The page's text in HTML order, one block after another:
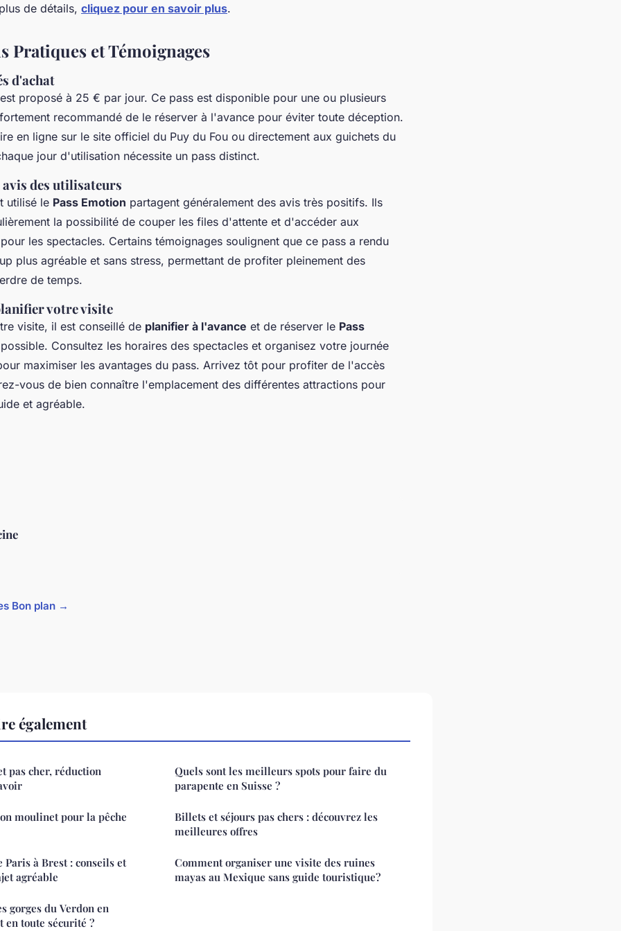
de détails, cliquez pour en savoir plus.
Pratiques et Témoignages
d'achat
proposé à 25 € par jour. Ce pass est disponible pour une ou plusieurs
recommandé de le réserver à l'avance pour éviter toute déception.
en ligne sur le site officiel du Puy du Fou ou directement aux guichets du
jour d'utilisation nécessite un pass distinct.
avis des utilisateurs
utilisé le Pass Emotion partagent généralement des avis très positifs. Ils
la possibilité de couper les files d'attente et d'accéder aux
les spectacles. Certains témoignages soulignent que ce pass a rendu
plus agréable et sans stress, permettant de profiter pleinement des
de temps.
votre visite
visite, il est conseillé de planifier à l'avance et de réserver le Pass
Consultez les horaires des spectacles et organisez votre journée
maximiser les avantages du pass. Arrivez tôt pour profiter de l'accès
vous de bien connaître l'emplacement des différentes attractions pour
et agréable.
Bon plan →
également
pas cher, réduction
moulinet pour la pêche
Paris à Brest : conseils et
agréable
gorges du Verdon en
en toute sécurité ?
Quels sont les meilleurs spots pour faire du
parapente en Suisse ?
Billets et séjours pas chers : découvrez les
meilleures offres
Comment organiser une visite des ruines
mayas au Mexique sans guide touristique?